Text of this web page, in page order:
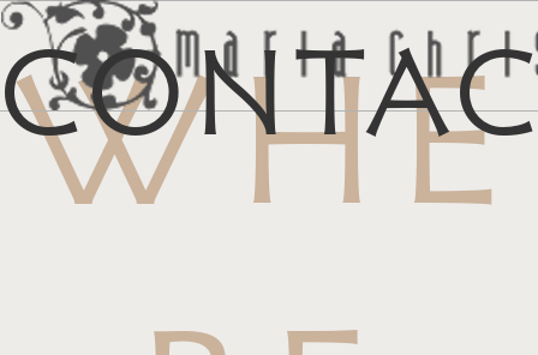
イリス
お
WHE